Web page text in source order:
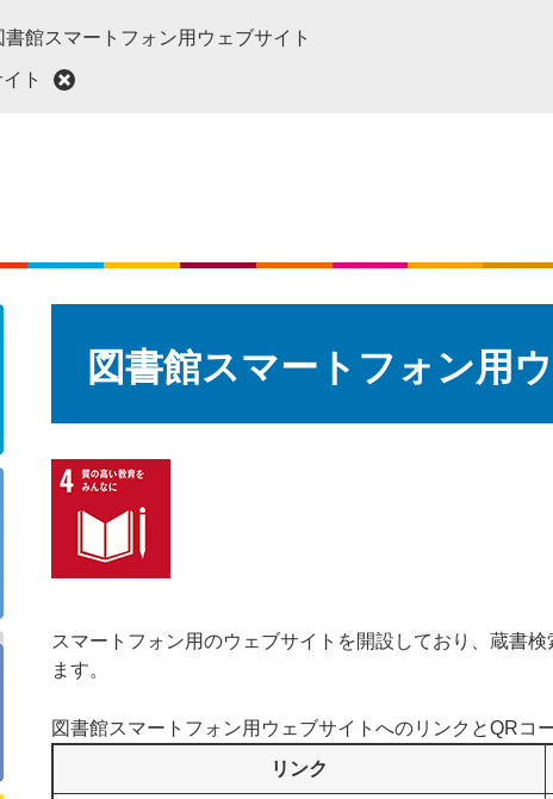
書館スマートフォン用ウェブサイト
ト
図書館スマートフォン用
スマートフォン用のウェブサイトを開設しており、蔵書
ます。
図書館スマートフォン用ウェブサイトへのリンクとQRコ
リンク